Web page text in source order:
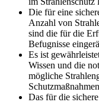
Die für eine
Anzahl von
sind die für die
Befugnisse
Es ist
Wissen und die
mögliche
Das für die